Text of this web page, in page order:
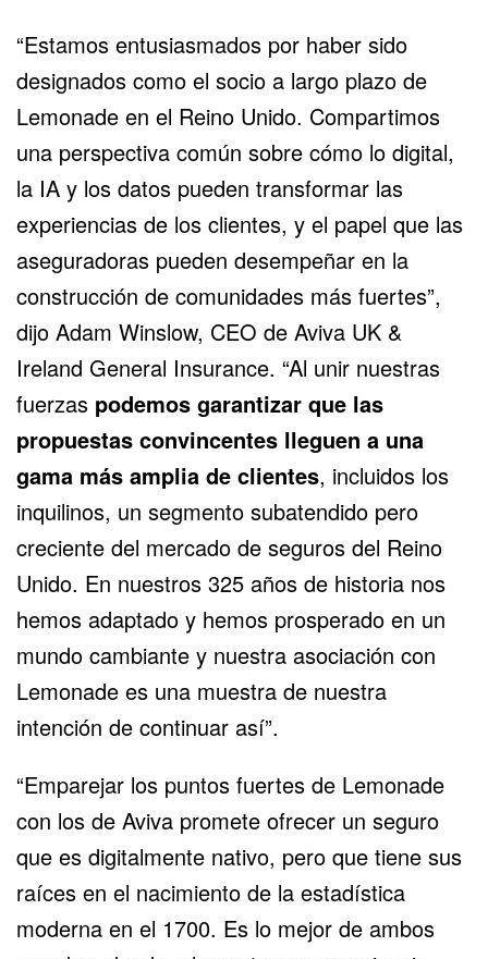
“Estamos entusiasmados por haber sido
designados como el socio a largo plazo de
Lemonade en el Reino Unido. Compartimos
una perspectiva común sobre cómo lo digital,
la IA y los datos pueden transformar las
experiencias de los clientes, y el papel que las
aseguradoras pueden desempeñar en la
construcción de comunidades más fuertes”,
dijo Adam Winslow, CEO de Aviva UK &
Ireland General Insurance. “Al unir nuestras
fuerzas podemos garantizar que las
propuestas convincentes lleguen a una
gama más amplia de clientes, incluidos los
inquilinos, un segmento subatendido pero
creciente del mercado de seguros del Reino
Unido. En nuestros 325 años de historia nos
hemos adaptado y hemos prosperado en un
mundo cambiante y nuestra asociación con
Lemonade es una muestra de nuestra
intención de continuar así”.
“Emparejar los puntos fuertes de Lemonade
con los de Aviva promete ofrecer un seguro
que es digitalmente nativo, pero que tiene sus
raíces en el nacimiento de la estadística
moderna en el 1700. Es lo mejor de ambos